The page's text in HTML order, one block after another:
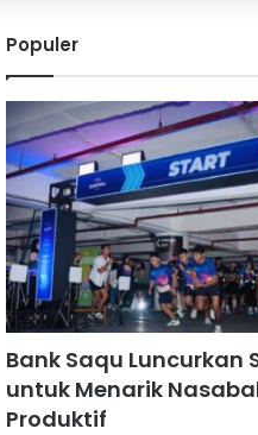
Populer
Bank Saqu Luncurkan
untuk Menarik
Produktif